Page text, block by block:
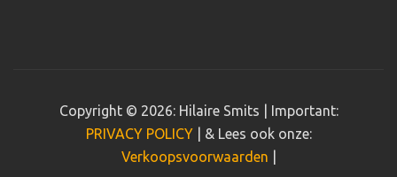
Copyright © 2026: Hilaire Smits | Important:
PRIVACY POLICY| & Lees ook onze:
Verkoopsvoorwaarden